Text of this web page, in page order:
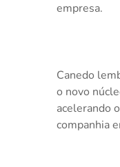
empresa.
Canedo
o novo
acelerando
companhia